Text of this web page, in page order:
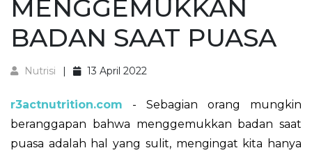
MENGGEMUKKAN
BADAN SAAT PUASA
Nutrisi 13 April 2022
r3actnutrition.com - Sebagian orang mungkin
beranggapan bahwa menggemukkan badan saat
puasa adalah hal yang sulit, mengingat kita hanya